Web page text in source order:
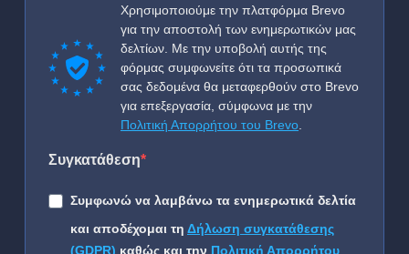
Χρησιμοποιούμε την πλατφόρμα Brevo
για την αποστολή των ενημερωτικών μας
δελτίων. Με την υποβολή αυτής της
φόρμας συμφωνείτε ότι τα προσωπικά
σας δεδομένα θα μεταφερθούν στο Brevo
για επεξεργασία, σύμφωνα με την
Πολιτική Απορρήτου του Brevo
Συγκατάθεση
Συμφωνώ να λαμβάνω τα ενημερωτικά δελτία
και αποδέχομαι τη Δήλωση συγκατάθεσης
(GDPR) καθώς και την Πολιτική Απορρήτου